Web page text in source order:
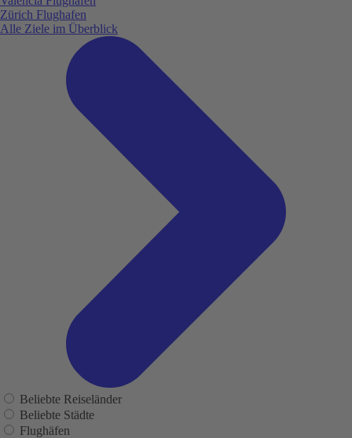
Zürich Flughafen
Alle Ziele im Überblick
Beliebte Reiseländer
Beliebte Städte
Flughäfen